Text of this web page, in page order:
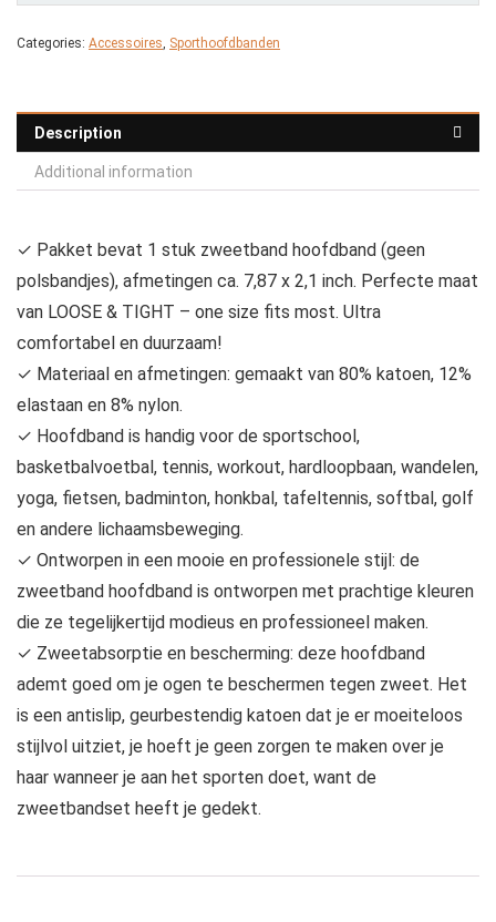
Categories: Accessoires, Sporthoofdbanden
Description
Additional information
✓ Pakket bevat 1 stuk zweetband hoofdband (geen
polsbandjes), afmetingen ca. 7,87 x 2,1 inch. Perfecte maat
van LOOSE & TIGHT – one size fits most. Ultra
comfortabel en duurzaam!
✓ Materiaal en afmetingen: gemaakt van 80% katoen, 12%
elastaan en 8% nylon.
✓ Hoofdband is handig voor de sportschool,
basketbalvoetbal, tennis, workout, hardloopbaan, wandelen,
yoga, fietsen, badminton, honkbal, tafeltennis, softbal, golf
en andere lichaamsbeweging.
✓ Ontworpen in een mooie en professionele stijl: de
zweetband hoofdband is ontworpen met prachtige kleuren
die ze tegelijkertijd modieus en professioneel maken.
✓ Zweetabsorptie en bescherming: deze hoofdband
ademt goed om je ogen te beschermen tegen zweet. Het
is een antislip, geurbestendig katoen dat je er moeiteloos
stijlvol uitziet, je hoeft je geen zorgen te maken over je
haar wanneer je aan het sporten doet, want de
zweetbandset heeft je gedekt.